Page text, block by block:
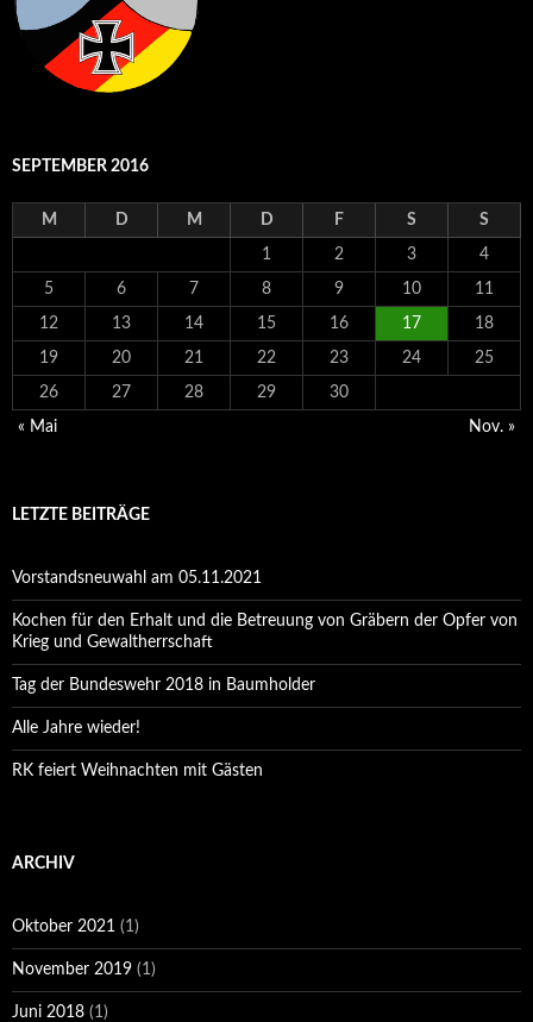
SEPTEMBER 2016
M D M D F S S
1 2 3 4
5 6 7 8 9 10 11
12 13 14 15 16 17 18
19 20 21 22 23 24 25
26 27 28 29 30
« Mai Nov. »
LETZTE BEITRÄGE
Vorstandsneuwahl am 05.11.2021
Kochen für den Erhalt und die Betreuung von Gräbern der Opfer von
Krieg und Gewaltherrschaft
Tag der Bundeswehr 2018 in Baumholder
Alle Jahre wieder!
RK feiert Weihnachten mit Gästen
ARCHIV
Oktober 2021 (1)
November 2019 (1)
Juni 2018 (1)